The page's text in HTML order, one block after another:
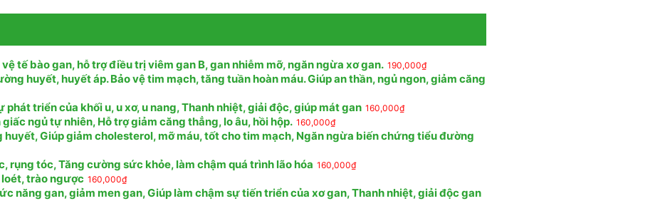
tế bào gan, hỗ trợ điều trị viêm gan B, gan nhiễm mỡ, ngăn ngừa xơ gan. 190,000₫
huyết, huyết áp. Bảo vệ tim mạch, tăng tuần hoàn máu. Giúp an thần, ngủ ngon, giảm căng
triển của khối u, u xơ, u nang, Thanh nhiệt, giải độc, giúp mát gan 160,000₫
ngủ tự nhiên, Hỗ trợ giảm căng thẳng, lo âu, hồi hộp. 160,000₫
huyết, Giúp giảm cholesterol, mỡ máu, tốt cho tim mạch, Ngăn ngừa biến chứng tiểu đường
rụng tóc, Tăng cường sức khỏe, làm chậm quá trình lão hóa 160,000₫
loét, trào ngược 160,000₫
năng gan, giảm men gan, Giúp làm chậm sự tiến triển của xơ gan, Thanh nhiệt, giải độc gan